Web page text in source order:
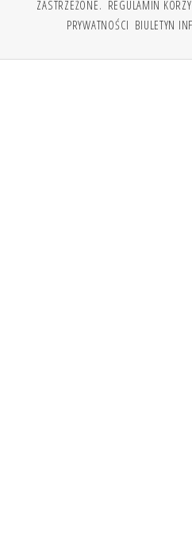
ZASTRZEŻONE. REGULAMIN
PRYWATNOŚCI BIULETYN